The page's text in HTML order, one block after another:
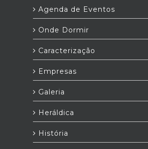
Agenda de Eventos
Onde Dormir
Caracterização
Empresas
Galeria
Heráldica
História